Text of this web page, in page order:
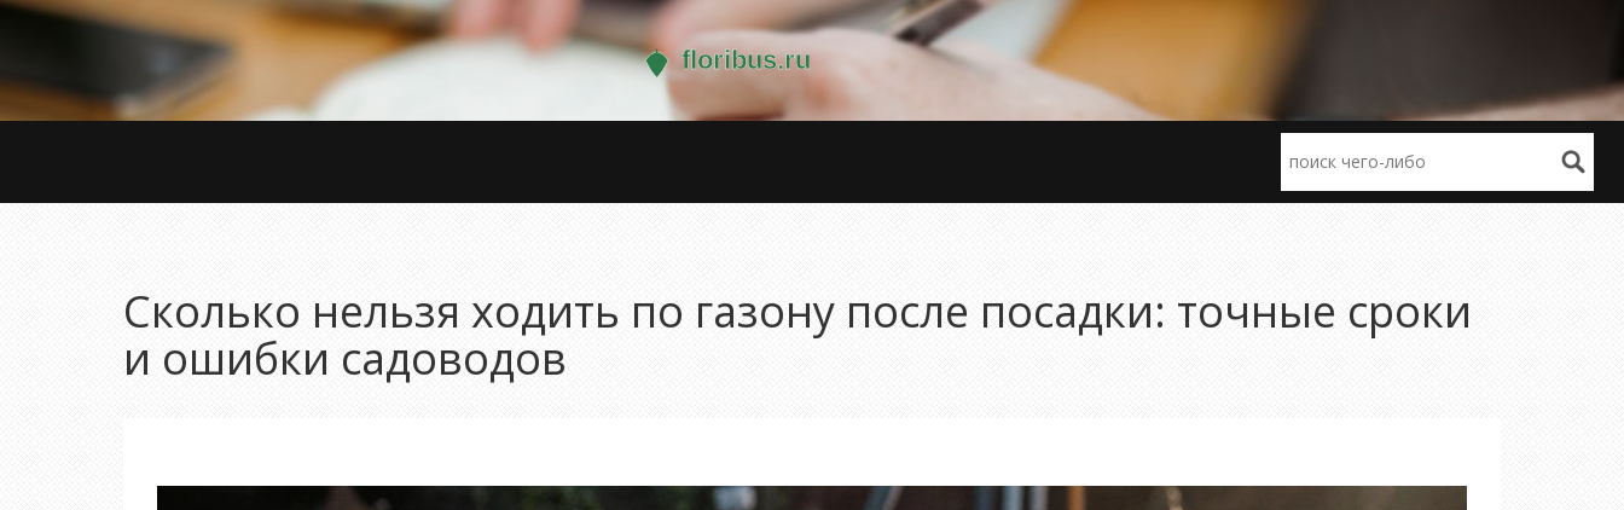
Сколько нельзя ходить по газону после посадки: точные сроки
и ошибки садоводов